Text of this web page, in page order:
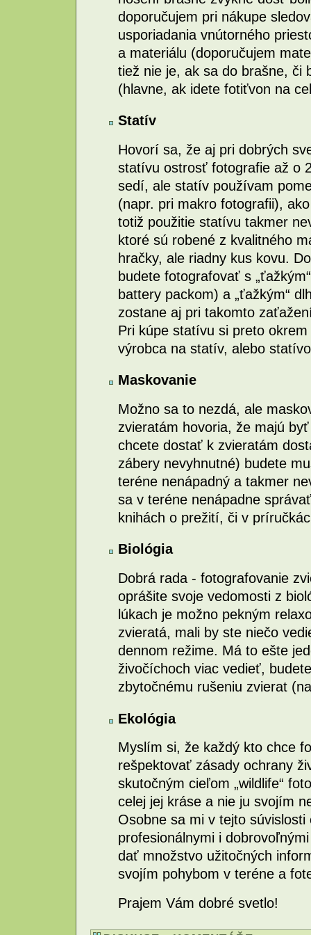
doporučujem pri nákupe
usporiadania vnútorného
a materiálu (doporučujem
tiež nie je, ak sa do brašne, či
(hlavne, ak idete fotiťvon na
Statív
Hovorí sa, že aj pri dobrých
statívu ostrosť fotografie až o
sedí, ale statív používam
(napr. pri makro fotografii),
totiž použitie statívu takmer
ktoré sú robené z kvalitného
hračky, ale riadny kus kovu.
budete fotografovať s
battery packom) a „ťažkým“
zostane aj pri takomto
Pri kúpe statívu si preto
výrobca na statív, alebo
Maskovanie
Možno sa to nezdá, ale
zvieratám hovoria, že majú
chcete dostať k zvieratám
zábery nevyhnutné) budete
teréne nenápadný a takmer
sa v teréne nenápadne
knihách o prežití, či v
Biológia
Dobrá rada - fotografovanie
oprášite svoje vedomosti z
lúkach je možno pekným
zvieratá, mali by ste niečo
dennom režime. Má to ešte
živočíchoch viac vedieť,
zbytočnému rušeniu zvierat
Ekológia
Myslím si, že každý kto chce
rešpektovať zásady ochrany
skutočným cieľom „wildlife“
celej jej kráse a nie ju svojím
Osobne sa mi v tejto
profesionálnymi i
dať množstvo užitočných
svojím pohybom v teréne a
Prajem Vám dobré svetlo!